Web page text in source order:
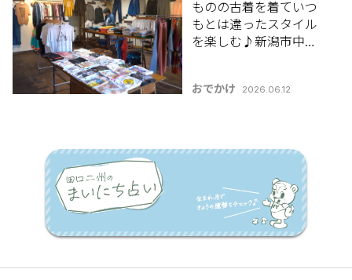
ものの古着を着ていつ
もとは違ったスタイル
を楽しむ♪新潟市中央
おでかけ 2026.06.12